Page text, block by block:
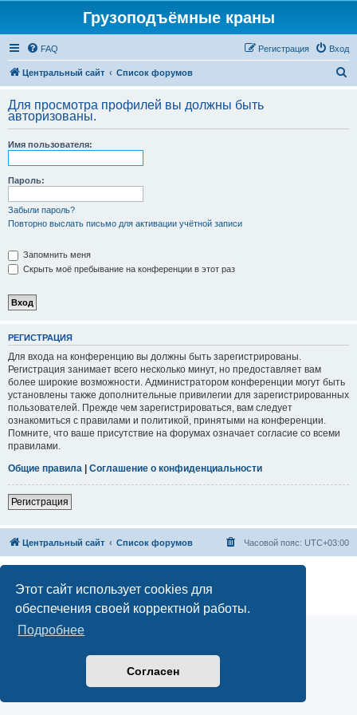
Этот сайт использует cookies для
обеспечения своей корректной работы.
Подробнее
Согласен
Грузоподъёмные краны
FAQ Вход
Регистрация
Центральный сайт Список форумов
с
Для просмотра профилей вы должны быть
авторизованы.
Имя пользователя:
Пароль:
Забыли пароль?
Повторно выслать письмо для активации учётной записи
Запомнить меня
Скрыть моё пребывание на конференции в этот раз
РЕГИСТРАЦИЯ
Для входа на конференцию вы должны быть зарегистрированы.
Регистрация занимает всего несколько минут, но предоставляет вам
более широкие возможности. Администратором конференции могут быть
установлены также дополнительные привилегии для зарегистрированных
пользователей. Прежде чем зарегистрироваться, вам следует
ознакомиться с правилами и политикой, принятыми на конференции.
Помните, что ваше присутствие на форумах означает согласие со всеми
правилами.
Общие правила | Соглашение о конфиденциальности
Регистрация
Центральный сайт Список форумов Часовой пояс: UTC+03:00
Русская поддержка phpBB